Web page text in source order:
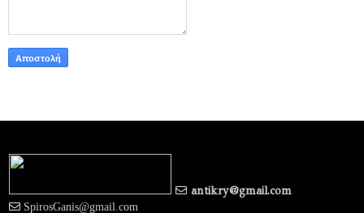
antikry@gmail.com
SpirosGanis@gmail.com